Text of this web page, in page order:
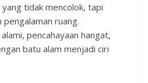
tidak mencolok, tapi
ruang.
pencahayaan hangat,
batu alam menjadi ciri